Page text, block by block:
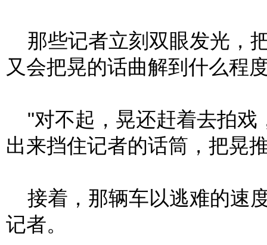
那些记者立刻双眼发光，
又会把晃的话曲解到什么程
"对不起，晃还赶着去拍戏
出来挡住记者的话筒，把晃
接着，那辆车以逃难的速
记者。